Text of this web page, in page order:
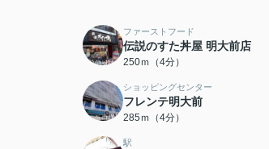
ファーストフード
伝説のすた丼屋 明大前店
250ｍ（4分）
ショッピングセンター
フレンテ明大前
285ｍ（4分）
駅